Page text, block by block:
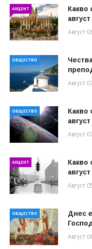
АКЦЕНТ
Какво
Август
ОБЩЕСТВО
Август
ОБЩЕСТВО
Какво
Август
АКЦЕНТ
Какво
Август
ОБЩЕСТВО
Днес
Август